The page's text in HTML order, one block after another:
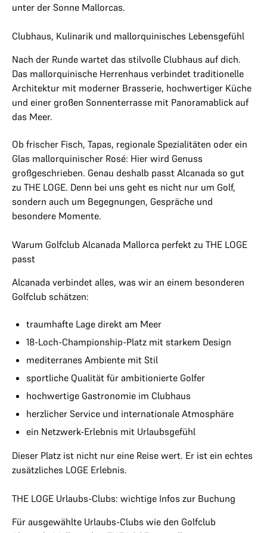
unter der Sonne Mallorcas.
Clubhaus, Kulinarik und mallorquinisches Lebensgefühl
Nach der Runde wartet das stilvolle Clubhaus auf dich.
Das mallorquinische Herrenhaus verbindet traditionelle
Architektur mit moderner Brasserie, hochwertiger Küche
und einer großen Sonnenterrasse mit Panoramablick auf
das Meer.
Ob frischer Fisch, Tapas, regionale Spezialitäten oder ein
Glas mallorquinischer Rosé: Hier wird Genuss
großgeschrieben. Genau deshalb passt Alcanada so gut
zu THE LOGE. Denn bei uns geht es nicht nur um Golf,
sondern auch um Begegnungen, Gespräche und
besondere Momente.
Warum Golfclub Alcanada Mallorca perfekt zu THE LOGE
passt
Alcanada verbindet alles, was wir an einem besonderen
Golfclub schätzen:
traumhafte Lage direkt am Meer
18-Loch-Championship-Platz mit starkem Design
mediterranes Ambiente mit Stil
sportliche Qualität für ambitionierte Golfer
hochwertige Gastronomie im Clubhaus
herzlicher Service und internationale Atmosphäre
ein Netzwerk-Erlebnis mit Urlaubsgefühl
Dieser Platz ist nicht nur eine Reise wert. Er ist ein echtes
zusätzliches LOGE Erlebnis.
THE LOGE Urlaubs-Clubs: wichtige Infos zur Buchung
Für ausgewählte Urlaubs-Clubs wie den Golfclub